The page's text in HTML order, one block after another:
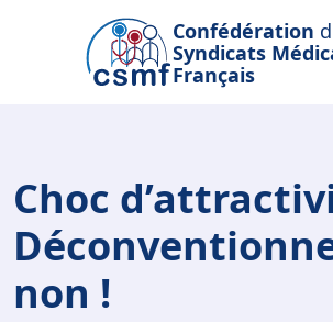
Passer au contenu principal
Confédération
Syndicats
Français
Choc
non !